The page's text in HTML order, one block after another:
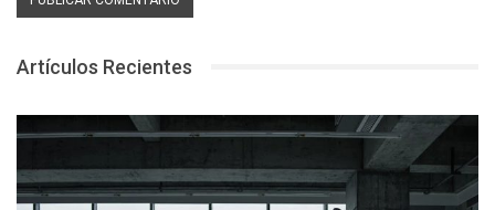
Artículos Recientes